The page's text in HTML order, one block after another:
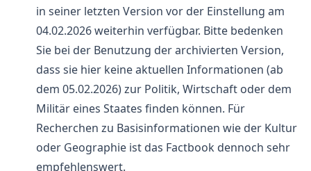
in seiner letzten Version vor der Einstellung am
04.02.2026 weiterhin verfügbar. Bitte bedenken
Sie bei der Benutzung der archivierten Version,
dass sie hier keine aktuellen Informationen (ab
dem 05.02.2026) zur Politik, Wirtschaft oder dem
Militär eines Staates finden können. Für
Recherchen zu Basisinformationen wie der Kultur
oder Geographie ist das Factbook dennoch sehr
empfehlenswert.